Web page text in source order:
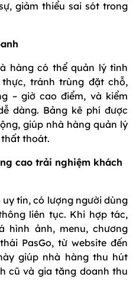
giảm thiểu sai sót trong
hàng có thể quản lý tình
tránh trùng đặt chỗ,
– giờ cao điểm, và kiểm
dàng. Bảng kê phí được
giúp nhà hàng quản lý
thoát.
cao trải nghiệm khách
tín, có lượng người dùng
liên tục. Khi hợp tác,
hình ảnh, menu, chương
PasGo, từ website đến
giúp nhà hàng thu hút
cũ và gia tăng doanh thu